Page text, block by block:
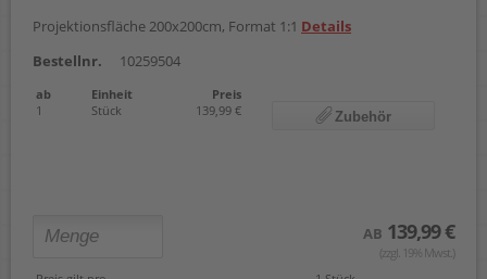
Projektionsfläche 200x200cm, Format 1:1 Details
Bestellnr.
10259504
ab Einheit
Preis
1
Stück 139,99 € Zubehör
AB 139,99 €
(zzgl. 19% Mwst.)